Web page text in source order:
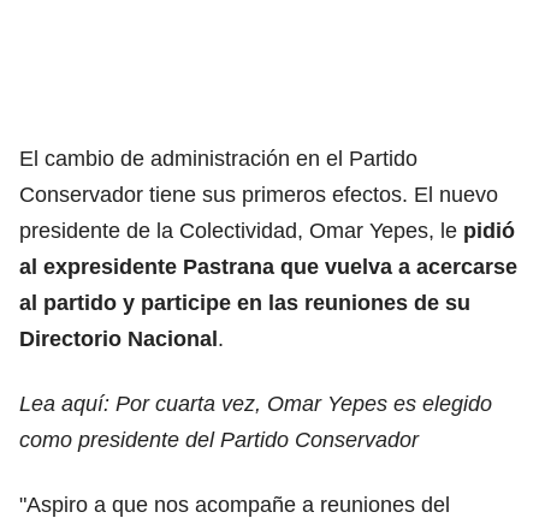
El cambio de administración en el Partido
Conservador tiene sus primeros efectos. El nuevo
presidente de la Colectividad, Omar Yepes, le pidió
al expresidente Pastrana que vuelva a acercarse
al partido y participe en las reuniones de su
Directorio Nacional.
Lea aquí: Por cuarta vez, Omar Yepes es elegido
como presidente del Partido Conservador
"Aspiro a que nos acompañe a reuniones del